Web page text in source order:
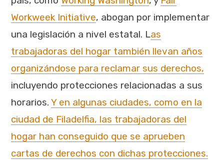
Workweek Initiative, abogan por implementar
una legislación a nivel estatal. Las
trabajadoras del hogar también llevan años
organizándose para reclamar sus derechos,
incluyendo protecciones relacionadas a sus
horarios. Y en algunas ciudades, como en la
ciudad de Filadelfia, las trabajadoras del
hogar han conseguido que se aprueben
cartas de derechos con dichas protecciones.